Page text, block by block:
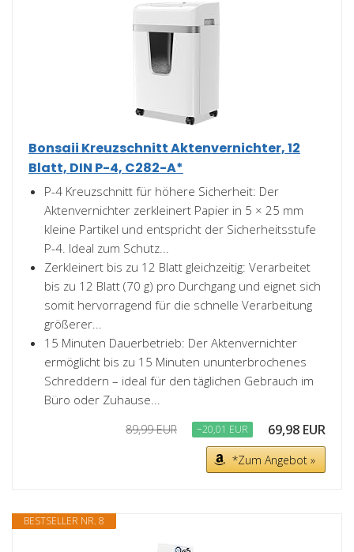
Bonsaii Kreuzschnitt Aktenvernichter, 12
Blatt, DIN P-4, C282-A*
P-4 Kreuzschnitt für höhere Sicherheit: Der
Aktenvernichter zerkleinert Papier in 5 × 25 mm
kleine Partikel und entspricht der Sicherheitsstufe
P-4. Ideal zum Schutz...
Zerkleinert bis zu 12 Blatt gleichzeitig: Verarbeitet
bis zu 12 Blatt (70 g) pro Durchgang und eignet sich
somit hervorragend für die schnelle Verarbeitung
größerer...
15 Minuten Dauerbetrieb: Der Aktenvernichter
ermöglicht bis zu 15 Minuten ununterbrochenes
Schreddern – ideal für den täglichen Gebrauch im
Büro oder Zuhause...
89,99 EUR −20,01 EUR 69,98 EUR
*Zum Angebot »
BESTSELLER NR. 8